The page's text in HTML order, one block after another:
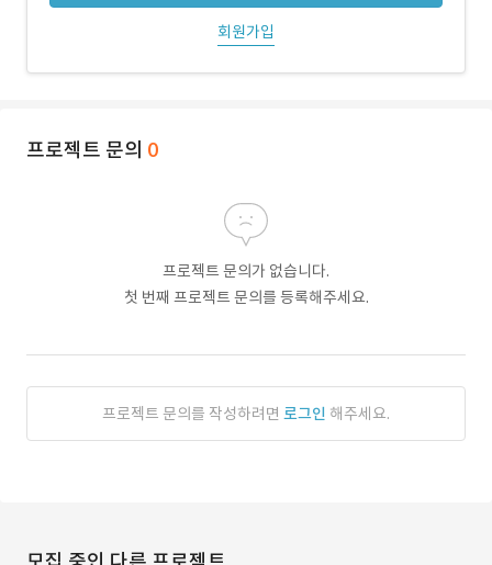
회원가입
프로젝트 문의 0
프로젝트 문의가 없습니다.
첫 번째 프로젝트 문의를 등록해주세요.
프로젝트 문의를 작성하려면 로그인 해주세요.